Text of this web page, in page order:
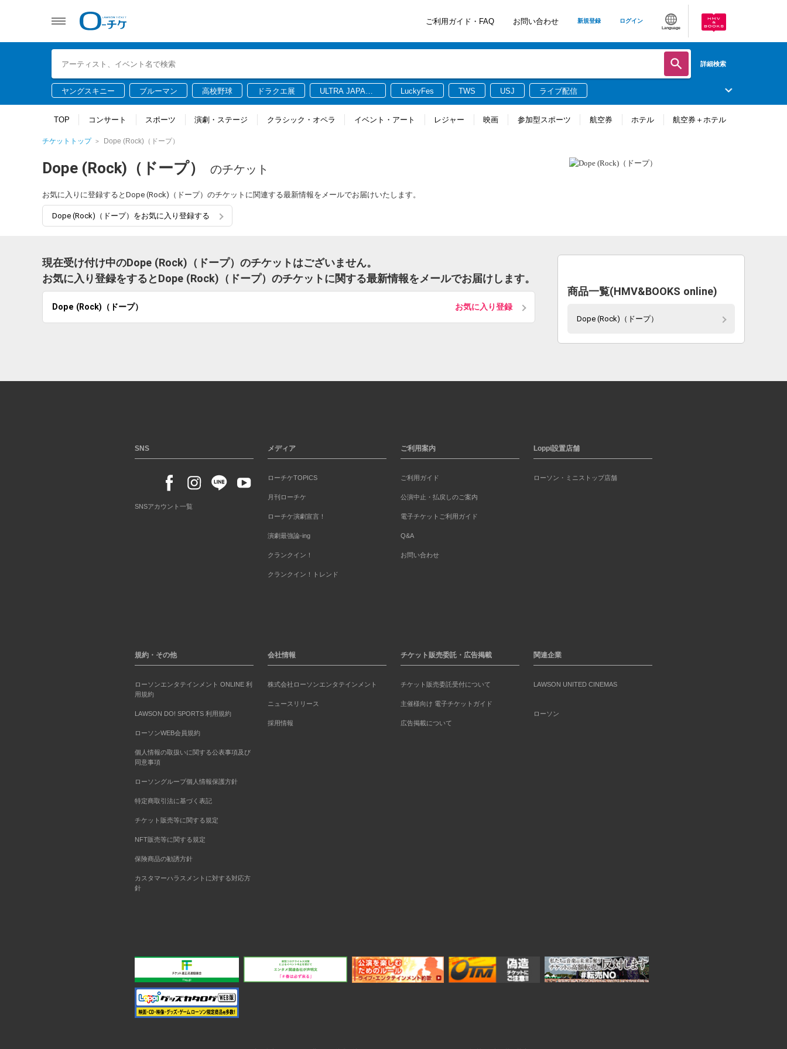
ご利用ガイド・FAQ お問い合わせ 新規登録 ログイン
Language
詳細検索
ヤングスキニー ブルーマン 高校野球 ドラクエ展
ULTRA JAPAN
LuckyFes TWS USJ ライブ配信
TOP コンサート スポーツ 演劇・ステージ クラシック・オペラ イベント・アート レジャー 映画 参加型スポーツ 航空券 ホテル 航空券＋ホテル
チケットトップ Dope (Rock)（ドープ）
Dope (Rock)（ドープ） のチケット
お気に入りに登録するとDope (Rock)（ドープ）のチケットに関連する最新情報をメールでお届けいたします。
Dope (Rock)（ドープ）をお気に入り登録する
現在受け付け中のDope (Rock)（ドープ）のチケットはございません。
お気に入り登録をするとDope (Rock)（ドープ）のチケットに関する最新情報をメールでお届けします。
Dope (Rock)（ドープ） お気に入り登録
商品一覧(HMV&BOOKS online)
Dope (Rock)（ドープ）
SNS
SNSアカウント一覧
メディア
ローチケTOPICS
月刊ローチケ
ローチケ演劇宣言！
演劇最強論-ing
クランクイン！
クランクイン！トレンド
ご利用案内
ご利用ガイド
公演中止・払戻しのご案内
電子チケットご利用ガイド
Q&A
お問い合わせ
Loppi設置店舗
ローソン・ミニストップ店舗
規約・その他
ローソンエンタテインメント ONLINE 利
用規約
LAWSON DO! SPORTS 利用規約
ローソンWEB会員規約
個人情報の取扱いに関する公表事項及び
同意事項
ローソングループ個人情報保護方針
特定商取引法に基づく表記
チケット販売等に関する規定
NFT販売等に関する規定
保険商品の勧誘方針
カスタマーハラスメントに対する対応方
針
会社情報
株式会社ローソンエンタテインメント
ニュースリリース
採用情報
チケット販売委託・広告掲載
チケット販売委託受付について
主催様向け 電子チケットガイド
広告掲載について
関連企業
LAWSON UNITED CINEMAS
ローソン